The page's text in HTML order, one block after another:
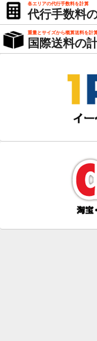
各エリアの代行手数料を計算
代行手数料
重量とサイズから概算送料を計
国際送料の